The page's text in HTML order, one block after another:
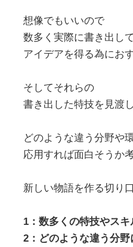
想像でもいいので
数多く実際に書き出し
アイデアを得る為にお
そしてそれらの
書き出した特技を見渡
どのような違う分野や
応用すれば面白そうか
新しい物語を作る切り
1：数多くの特技やス
2：どのような違う分